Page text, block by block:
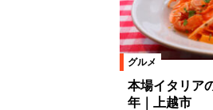
グルメ
本場イタリア
年｜上越市